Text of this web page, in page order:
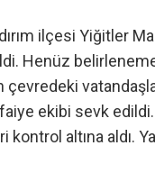
ilçesi Yiğitler
Henüz
çevredeki
ekibi sevk
altına aldı.